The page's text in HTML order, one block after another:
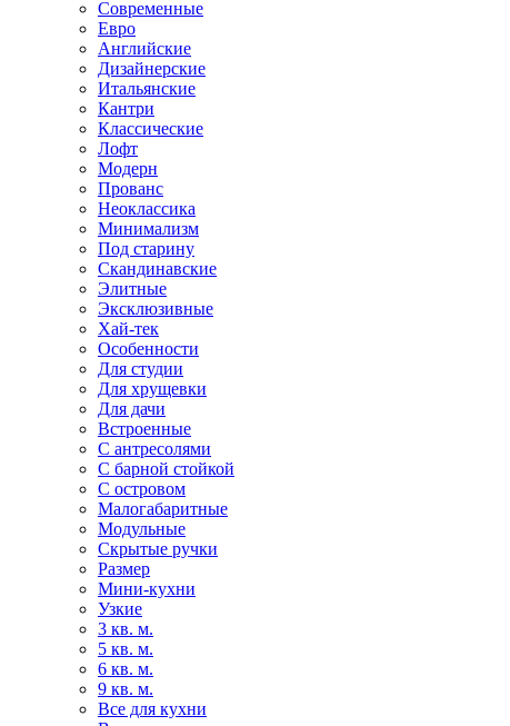
Современные
Евро
Английские
Дизайнерские
Итальянские
Кантри
Классические
Лофт
Модерн
Прованс
Неоклассика
Минимализм
Под старину
Скандинавские
Элитные
Эксклюзивные
Хай-тек
Особенности
Для студии
Для хрущевки
Для дачи
Встроенные
С антресолями
С барной стойкой
С островом
Малогабаритные
Модульные
Скрытые ручки
Размер
Мини-кухни
Узкие
3 кв. м.
5 кв. м.
6 кв. м.
9 кв. м.
Все для кухни